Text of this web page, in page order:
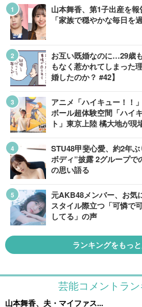
山本舞香、第1子出産を
「家族で穏やかな毎日を
お互い既婚なのに…29歳
もなく惹かれてしまった
婚したのか？ #42】
アニメ「ハイキュー！！
ボール超体験空間「ハイ
ト」東京上陸 橘大地が現
STU48甲斐心愛、約2年
ボディ”披露 2グループで
の思い語る
元AKB48メンバー、お気
スタイル際立つ「可憐で
してる」の声
ランキングをもっ